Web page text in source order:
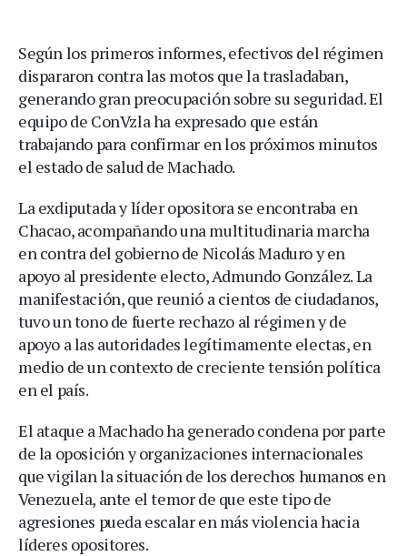
Según los primeros informes, efectivos del régimen
dispararon contra las motos que la trasladaban,
generando gran preocupación sobre su seguridad. El
equipo de ConVzla ha expresado que están
trabajando para confirmar en los próximos minutos
el estado de salud de Machado.
La exdiputada y líder opositora se encontraba en
Chacao, acompañando una multitudinaria marcha
en contra del gobierno de Nicolás Maduro y en
apoyo al presidente electo, Admundo González. La
manifestación, que reunió a cientos de ciudadanos,
tuvo un tono de fuerte rechazo al régimen y de
apoyo a las autoridades legítimamente electas, en
medio de un contexto de creciente tensión política
en el país.
El ataque a Machado ha generado condena por parte
de la oposición y organizaciones internacionales
que vigilan la situación de los derechos humanos en
Venezuela, ante el temor de que este tipo de
agresiones pueda escalar en más violencia hacia
líderes opositores.